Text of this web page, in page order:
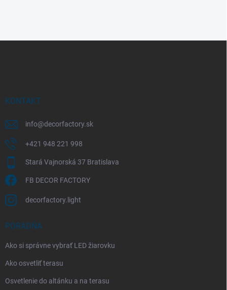
KONTAKT
info@decorfactory.sk
+421 948 221 998
Stará Vajnorská 37 Bratislava
FB DECOR FACTORY
decorfactory.light
PORADŇA
Ako si správne vybrať LED žiarovku
Ako osvetliť terasu
Osvetlenie do altánku a na terasu